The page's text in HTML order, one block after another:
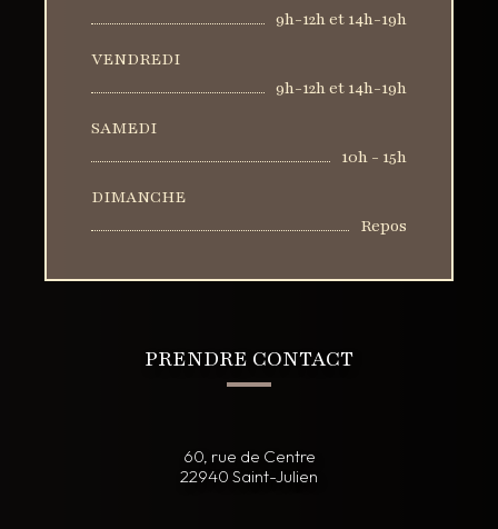
9h-12h et 14h-19h
VENDREDI
9h-12h et 14h-19h
SAMEDI
10h - 15h
DIMANCHE
Repos
PRENDRE CONTACT
60, rue de Centre
22940 Saint-Julien